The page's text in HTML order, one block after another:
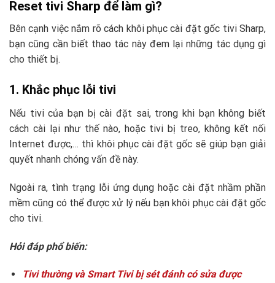
Reset tivi Sharp để làm gì?
Bên cạnh việc nắm rõ cách khôi phục cài đặt gốc tivi Sharp,
bạn cũng cần biết thao tác này đem lại những tác dụng gì
cho thiết bị.
1. Khắc phục lỗi tivi
Nếu tivi của bạn bị cài đặt sai, trong khi bạn không biết
cách cài lại như thế nào, hoặc tivi bị treo, không kết nối
Internet được,… thì khôi phục cài đặt gốc sẽ giúp bạn giải
quyết nhanh chóng vấn đề này.
Ngoài ra, tình trạng lỗi ứng dụng hoặc cài đặt nhầm phần
mềm cũng có thể được xử lý nếu bạn khôi phục cài đặt gốc
cho tivi.
Hỏi đáp phổ biến:
Tivi thường và Smart Tivi bị sét đánh có sửa được